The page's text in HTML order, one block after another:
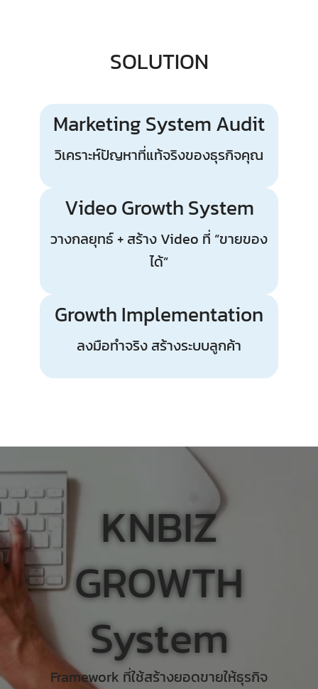
SOLUTION
Marketing System Audit
วิเคราะห์ปัญหาที่แท้จริงของธุรกิจคุณ
Video Growth System
วางกลยุทธ์ + สร้าง Video ที่ “ขายของ
ได้”
Growth Implementation
ลงมือทำจริง สร้างระบบลูกค้า
KNBIZ
GROWTH
System
Framework ที่ใช้สร้างยอดขายให้ธุรกิจ